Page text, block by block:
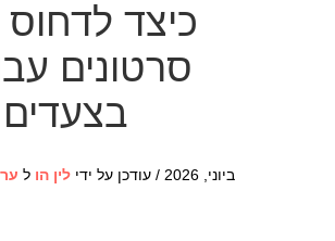
סרטונים
24 ביוני, 2026 / עודכן על ידי לין הו ל